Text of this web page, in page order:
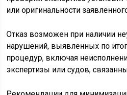
или оригинальности
Отказ возможен при наличии
нарушений, выявленных по
процедур, включая
экспертизы или судов,